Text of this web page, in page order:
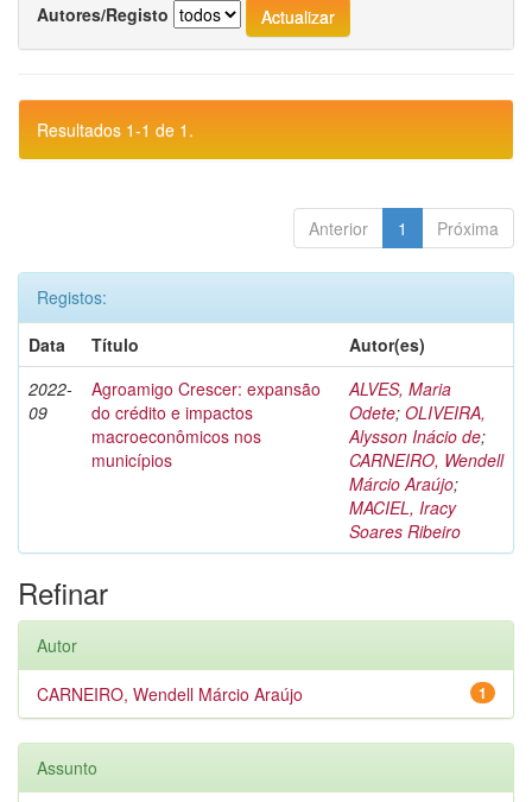
Autores/Registo
Resultados 1-1 de 1.
Anterior 1 Próxima
Registos:
Data
Título
Autor(es)
2022-
09
Agroamigo Crescer: expansão
do crédito e impactos
macroeconômicos nos
municípios
ALVES, Maria
Odete; OLIVEIRA,
Alysson Inácio de;
CARNEIRO, Wendell
Márcio Araújo;
MACIEL, Iracy
Soares Ribeiro
Refinar
Autor
1
CARNEIRO, Wendell Márcio Araújo
Assunto